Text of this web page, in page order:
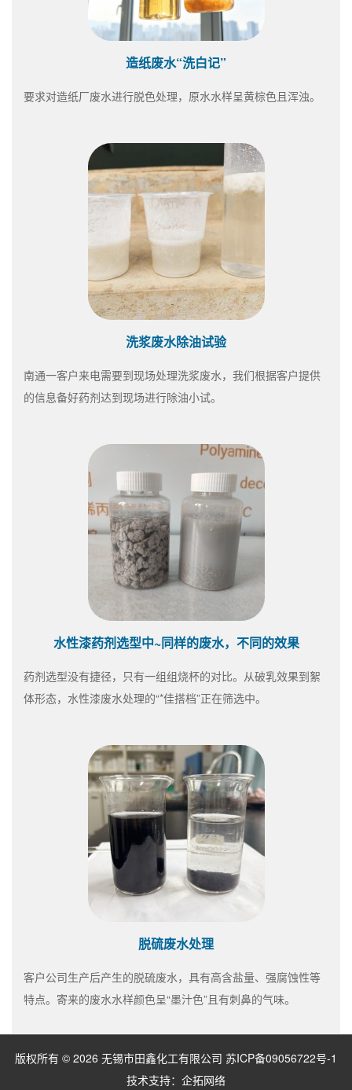
造纸废水“洗白记”
要求对造纸厂废水进行脱色处理，原水水样呈黄棕色且浑浊。
洗浆废水除油试验
南通一客户来电需要到现场处理洗浆废水，我们根据客户提供
的信息备好药剂达到现场进行除油小试。
水性漆药剂选型中~同样的废水，不同的效果
药剂选型没有捷径，只有一组组烧杯的对比。从破乳效果到絮
体形态，水性漆废水处理的“*佳搭档”正在筛选中。
脱硫废水处理
客户公司生产后产生的脱硫废水，具有高含盐量、强腐蚀性等
特点。寄来的废水水样颜色呈“墨汁色”且有刺鼻的气味。
版权所有 © 2026 无锡市田鑫化工有限公司 苏ICP备09056722号-1
技术支持： 企拓网络